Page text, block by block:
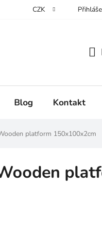
CZK
Blog Kontakt
platform 150x100x2cm